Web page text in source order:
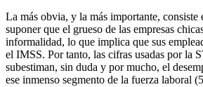
La más obvia, y la más importante, consiste
suponer que el grueso de las empresas
informalidad, lo que implica que sus
el IMSS. Por tanto, las cifras usadas por la
subestiman, sin duda y por mucho, el
ese inmenso segmento de la fuerza laboral